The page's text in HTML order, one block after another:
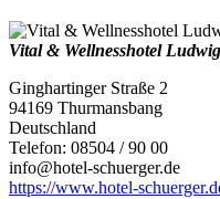
Vital & Wellnesshotel
Ginghartinger Straße 2
94169 Thurmansbang
Deutschland
Telefon: 08504 / 90 00
info@hotel-schuerger.de
https://www.hotel-